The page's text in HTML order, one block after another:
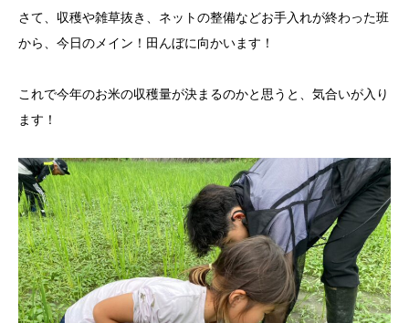
さて、収穫や雑草抜き、ネットの整備などお手入れが終わった班
から、今日のメイン！田んぼに向かいます！
これで今年のお米の収穫量が決まるのかと思うと、気合いが入り
ます！